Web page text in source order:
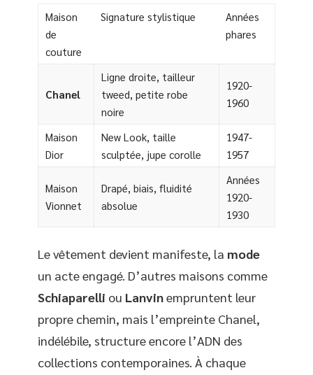
Maison
de
couture
Signature stylistique
Années
phares
Chanel
Ligne droite, tailleur
tweed, petite robe
noire
1920-
1960
Maison
Dior
New Look, taille
sculptée, jupe corolle
1947-
1957
Maison
Vionnet
Drapé, biais, fluidité
absolue
Années
1920-
1930
Le vêtement devient manifeste, la mode
un acte engagé. D’autres maisons comme
Schiaparelli ou Lanvinempruntent leur
propre chemin, mais l’empreinte Chanel,
indélébile, structure encore l’ADN des
collections contemporaines. À chaque